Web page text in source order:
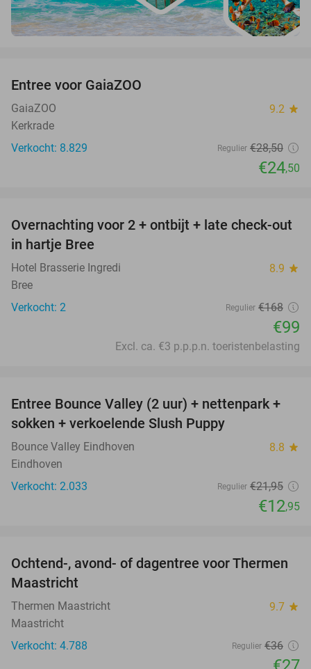
Entree voor GaiaZOO
GaiaZOO 9.2 star
Kerkrade
Verkocht: 8.829
Regulier €28,50
€24,50
41%
TODAY
Overnachting voor 2 + ontbijt + late check-out
in hartje Bree
Hotel Brasserie Ingredi 8.9 star
Bree
Verkocht: 2
Regulier €168
€99
Excl. ca. €3 p.p.p.n. toeristenbelasting
41%
Entree Bounce Valley (2 uur) + nettenpark +
sokken + verkoelende Slush Puppy
Bounce Valley Eindhoven 8.8 star
Eindhoven
Verkocht: 2.033
Regulier €21,95
€12,95
25%
Ochtend-, avond- of dagentree voor Thermen
Maastricht
Thermen Maastricht 9.7 star
Maastricht
Verkocht: 4.788
Regulier €36